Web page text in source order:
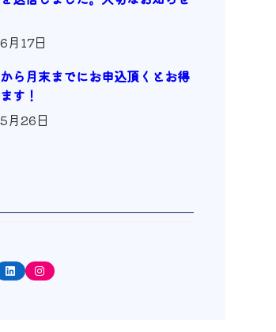
17日
ら月末までにお申込頂くとお得
す！
月26日
LinkedIn Instagram